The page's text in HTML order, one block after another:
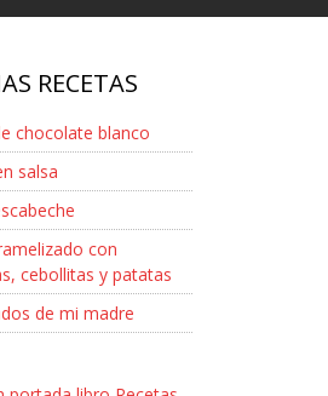
RECETAS
chocolate blanco
salsa
con
cebollitas y patatas
de mi madre